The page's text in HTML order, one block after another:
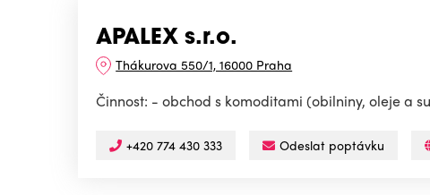
APALEX s.r.o.
Thákurova 550/1, 16000 Praha
Činnost: - obchod s komoditami (obilniny, oleje a
+420 774 430 333 Odeslat poptávku